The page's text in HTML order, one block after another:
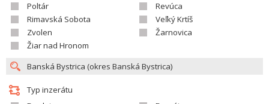
Poltár
Revúca
Rimavská Sobota
Veľký Krtíš
Zvolen
Žarnovica
Žiar nad Hronom
Typ inzerátu